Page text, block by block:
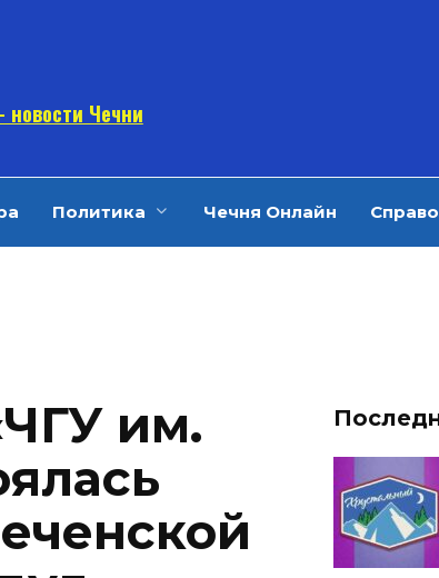
новости Чечни
Политика Чечня Онлайн
им.